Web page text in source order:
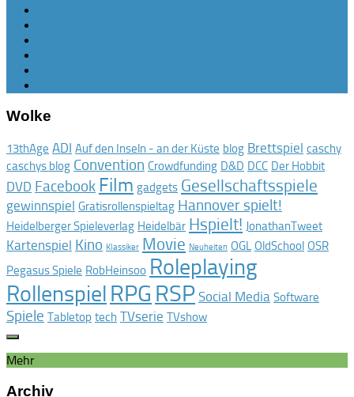
Wolke
13thAge ADI Auf den Inseln - an der Küste blog Brettspiel caschy
caschys blog Convention Crowdfunding D&D DCC Der Hobbit
DVD Facebook Film gadgets Gesellschaftsspiele
gewinnspiel Gratisrollenspieltag Hannover spielt!
Heidelberger Spieleverlag Heidelbär Hspielt! JonathanTweet
Kartenspiel Kino Klassiker Movie Neuheiten OGL OldSchool OSR
Pegasus Spiele RobHeinsoo Roleplaying
Rollenspiel RPG RSP Social Media Software
Spiele Tabletop tech TVserie TVshow
Mehr
Archiv